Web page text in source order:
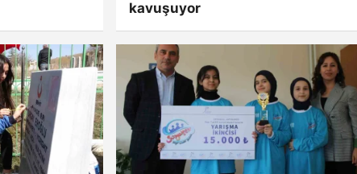
kavuşuyor